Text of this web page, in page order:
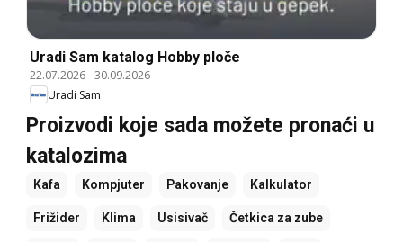
Uradi Sam katalog Hobby ploče
22.07.2026-30.09.2026
Uradi Sam
Proizvodi koje sada možete pronaći u
katalozima
Kafa Kompjuter Pakovanje Kalkulator
Frižider Klima Usisivač Četkica za zube